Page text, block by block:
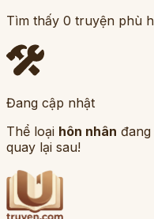
Tìm thấy 0 truyện phù
Đang cập nhật
Thể loại hôn nhân
quay lại sau!